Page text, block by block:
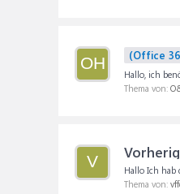
OH (Office
Hallo, ich
Thema von:
V
Hallo Ich hab
Thema von: